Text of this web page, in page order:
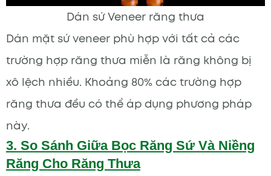
Dán sứ Veneer răng thưa
Dán mặt sứ veneer phù hợp với tất cả các
trường hợp răng thưa miễn là răng không bị
xô lệch nhiều. Khoảng 80% các trường hợp
răng thưa đều có thể áp dụng phương pháp
này.
3. So Sánh Giữa Bọc Răng Sứ Và Niềng
Răng Cho Răng Thưa